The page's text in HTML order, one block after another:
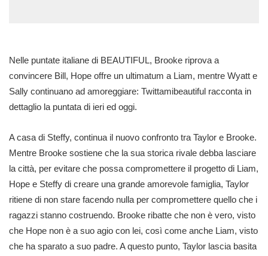
Nelle puntate italiane di BEAUTIFUL, Brooke riprova a
convincere Bill, Hope offre un ultimatum a Liam, mentre Wyatt e
Sally continuano ad amoreggiare: Twittamibeautiful racconta in
dettaglio la puntata di ieri ed oggi.
A casa di Steffy, continua il nuovo confronto tra Taylor e Brooke.
Mentre Brooke sostiene che la sua storica rivale debba lasciare
la città, per evitare che possa compromettere il progetto di Liam,
Hope e Steffy di creare una grande amorevole famiglia, Taylor
ritiene di non stare facendo nulla per compromettere quello che i
ragazzi stanno costruendo. Brooke ribatte che non è vero, visto
che Hope non è a suo agio con lei, così come anche Liam, visto
che ha sparato a suo padre. A questo punto, Taylor lascia basita